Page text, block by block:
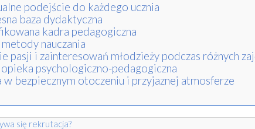
podejście do każdego ucznia
baza dydaktyczna
kadra pedagogiczna
nauczania
pasji i zainteresowań młodzieży podczas różnych
psychologiczno-pedagogiczna
w bezpiecznym otoczeniu i przyjaznej atmosferze
się rekrutacja?